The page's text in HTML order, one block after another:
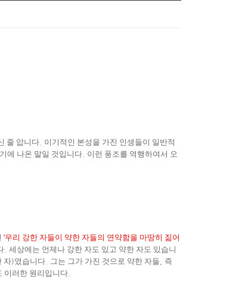
줄 압니다 이기적인 본성을 가진 인생들이 일반적
에 나온 말일 것입니다 이런 풍조를 역행하여서 오
‘우리 강한 자들이 약한 자들의 연약함을 마땅히 짊어
세상에는 언제나 강한 자도 있고 약한 자도 있습니
자)였습니다 그는 그가 가진 것으로 약한 자들
즉
이러한 원리입니다